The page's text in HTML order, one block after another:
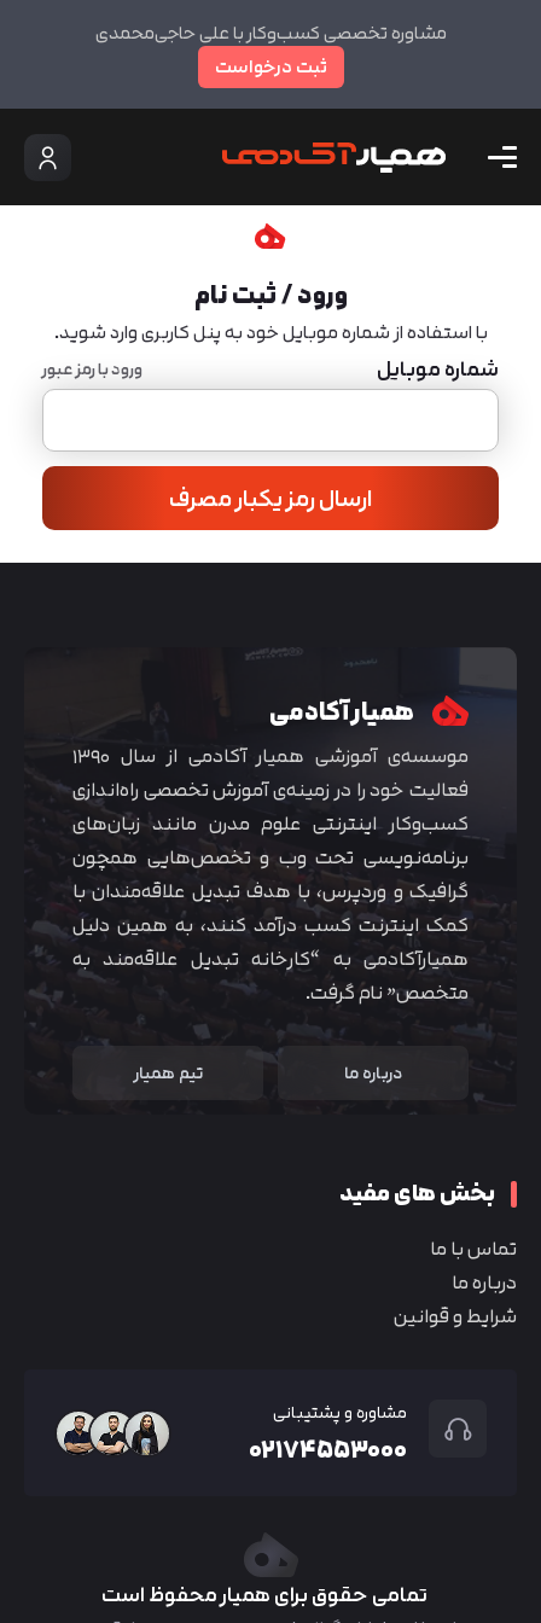
مشاوره تخصصی کسب‌وکار با علی حاجی‌محمدی
ثبت درخواست
ورود / ثبت نام
با استفاده از شماره موبایل خود به پنل کاربری وارد شوید.
شماره موبایل ورود با رمز عبور
ارسال رمز یکبار مصرف
همیار آکادمی
موسسه‌ی آموزشی همیار آکادمی از سال ۱۳۹۰
فعالیت خود را در زمینه‌ی آموزش تخصصی راه‌اندازی
کسب‌و‌کار اینترنتی علوم مدرن مانند زبان‌های
برنامه‌نویسی تحت وب و تخصص‌هایی همچون
گرافیک و وردپرس، با هدف تبدیل علاقه‌مندان با
کمک اینترنت کسب درآمد کنند، به همین دلیل
همیارآکادمی به “کارخانه تبدیل علاقه‌مند به
متخصص” نام گرفت.
درباره ما تیم همیار
بخش های مفید
تماس با ما
درباره ما
شرایط و قوانین
مشاوره و پشتیبانی
۰۲۱۷۴۵۵۳۰۰۰
تمامی حقوق برای همیار محفوظ است
متوجه شدم